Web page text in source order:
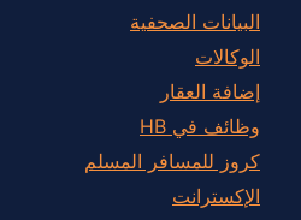
البيانات الصحفية
الوكالات
إضافة العقار
وظائف في HB
كروز للمسافر المسلم
الإكسترانت